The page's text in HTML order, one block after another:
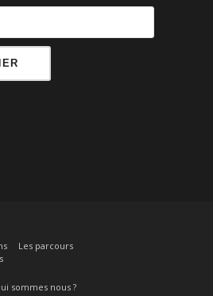
Les parcours
sommes nous ?